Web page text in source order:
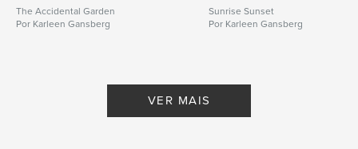
The Accidental Garden
Por Karleen Gansberg
Sunrise Sunset
Por Karleen Gansberg
VER MAIS